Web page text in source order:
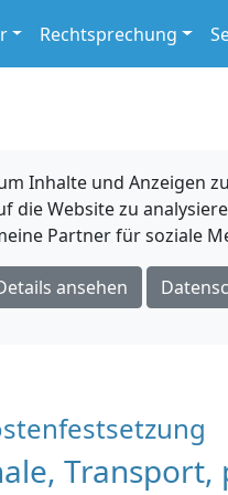
Rechtsprechung
Inhalte und Anzeigen
die Website zu
Partner für soziale
ansehen